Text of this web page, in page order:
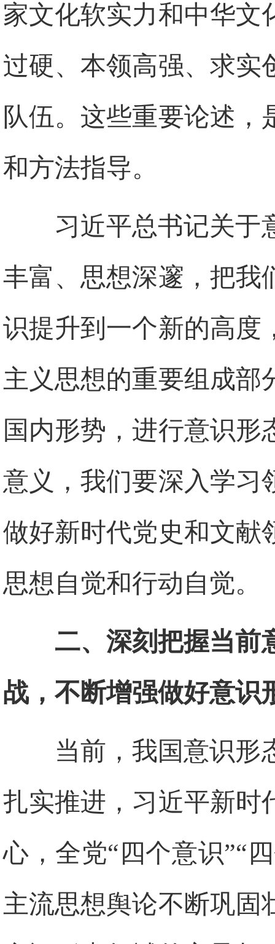
家文化软实力和中华文
过硬、本领高强、求实
队伍。这些重要论述
和方法指导。
习近平总书记关于
丰富、思想深邃，把我
识提升到一个新的高度
主义思想的重要组成部
国内形势，进行意识形
意义，我们要深入学习
做好新时代党史和文献
思想自觉和行动自觉。
二、深刻把握当前
战，不断增强做好意识
当前，我国意识形
扎实推进，习近平新时
心，全党“四个意识”“
主流思想舆论不断巩固